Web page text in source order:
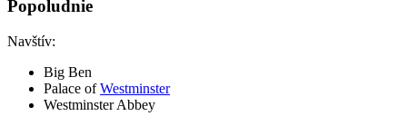
Popoludnie
Navštív:
Big Ben
Palace ofWestminster
Westminster Abbey